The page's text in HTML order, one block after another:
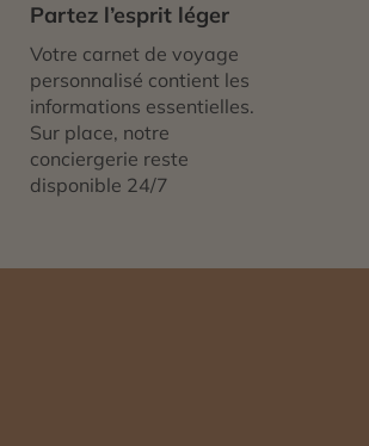
Partez l’esprit léger
Votre carnet de voyage
personnalisé contient les
informations essentielles.
Sur place, notre
conciergerie reste
disponible 24/7